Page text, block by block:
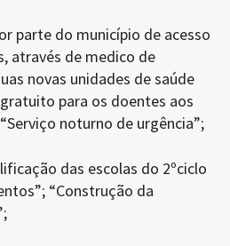
parte do município de acesso
através de medico de
novas unidades de saúde
para os doentes aos
noturno de urgência”;
das escolas do 2ºciclo
“Construção da